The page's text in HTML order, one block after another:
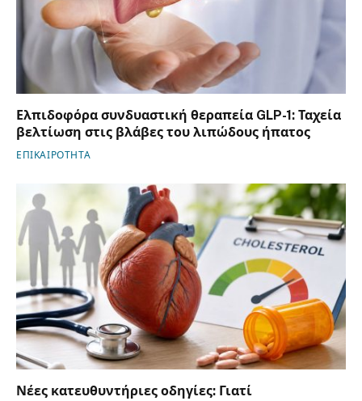
Ελπιδοφόρα συνδυαστική θεραπεία GLP-1: Ταχεία
βελτίωση στις βλάβες του λιπώδους ήπατος
ΕΠΙΚΑΙΡΟΤΗΤΑ
Νέες κατευθυντήριες οδηγίες: Γιατί